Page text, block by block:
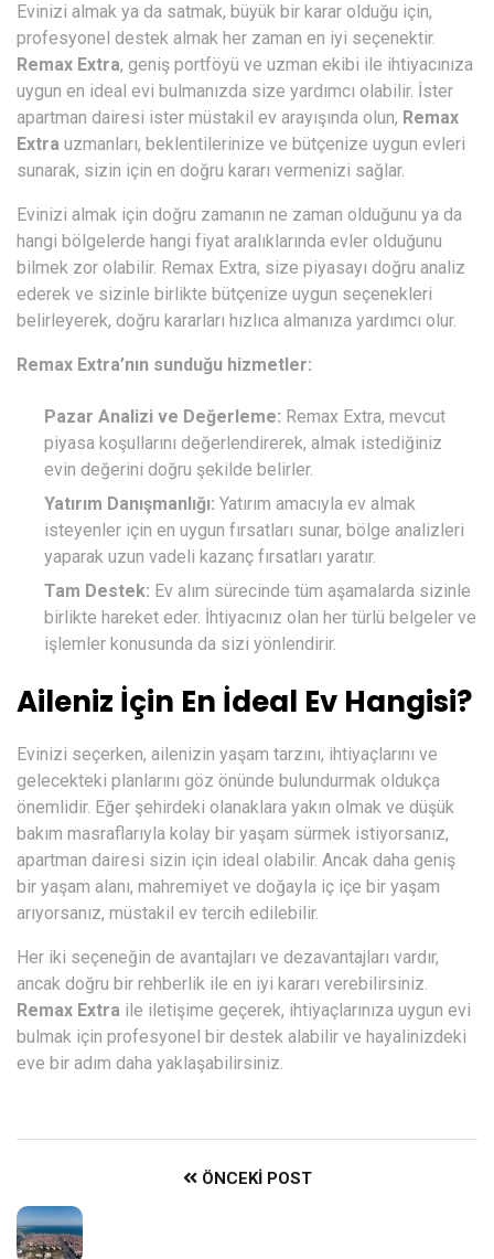
Evinizi almak ya da satmak, büyük bir karar olduğu için,
profesyonel destek almak her zaman en iyi seçenektir.
Remax Extra, geniş portföyü ve uzman ekibi ile ihtiyacınıza
uygun en ideal evi bulmanızda size yardımcı olabilir. İster
apartman dairesi ister müstakil ev arayışında olun, Remax
Extra uzmanları, beklentilerinize ve bütçenize uygun evleri
sunarak, sizin için en doğru kararı vermenizi sağlar.
Evinizi almak için doğru zamanın ne zaman olduğunu ya da
hangi bölgelerde hangi fiyat aralıklarında evler olduğunu
bilmek zor olabilir. Remax Extra, size piyasayı doğru analiz
ederek ve sizinle birlikte bütçenize uygun seçenekleri
belirleyerek, doğru kararları hızlıca almanıza yardımcı olur.
Remax Extra’nın sunduğu hizmetler:
Pazar Analizi ve Değerleme: Remax Extra, mevcut
piyasa koşullarını değerlendirerek, almak istediğiniz
evin değerini doğru şekilde belirler.
Yatırım Danışmanlığı: Yatırım amacıyla ev almak
isteyenler için en uygun fırsatları sunar, bölge analizleri
yaparak uzun vadeli kazanç fırsatları yaratır.
Tam Destek: Ev alım sürecinde tüm aşamalarda sizinle
birlikte hareket eder. İhtiyacınız olan her türlü belgeler ve
işlemler konusunda da sizi yönlendirir.
Aileniz İçin En İdeal Ev Hangisi?
Evinizi seçerken, ailenizin yaşam tarzını, ihtiyaçlarını ve
gelecekteki planlarını göz önünde bulundurmak oldukça
önemlidir. Eğer şehirdeki olanaklara yakın olmak ve düşük
bakım masraflarıyla kolay bir yaşam sürmek istiyorsanız,
apartman dairesi sizin için ideal olabilir. Ancak daha geniş
bir yaşam alanı, mahremiyet ve doğayla iç içe bir yaşam
arıyorsanız, müstakil ev tercih edilebilir.
Her iki seçeneğin de avantajları ve dezavantajları vardır,
ancak doğru bir rehberlik ile en iyi kararı verebilirsiniz.
Remax Extra ile iletişime geçerek, ihtiyaçlarınıza uygun evi
bulmak için profesyonel bir destek alabilir ve hayalinizdeki
eve bir adım daha yaklaşabilirsiniz.
ÖNCEKI POST